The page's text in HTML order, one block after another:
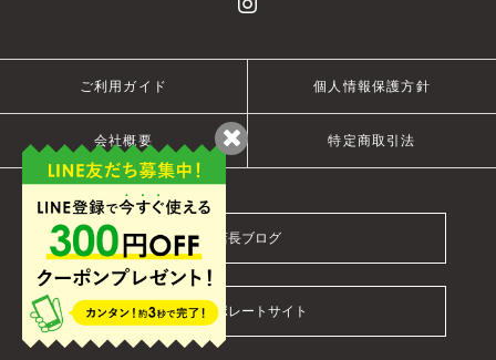
ご利用ガイド 個人情報保護方針
会社概要 特定商取引法
店長ブログ
コーポレートサイト